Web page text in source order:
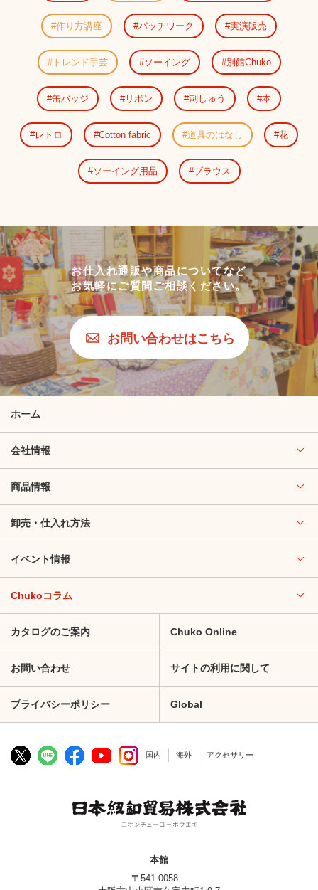
作り方講座 パッチワーク 実演販売
トレンド手芸 ソーイング 別館Chuko
缶バッジ リボン 刺しゅう 本
レトロ Cotton fabric 道具のはなし 花
ソーイング用品 ブラウス
お仕入れ通販や商品についてなど
お気軽にご質問ご相談ください。
お問い合わせはこちら
ホーム
会社情報
商品情報
卸売・仕入れ方法
イベント情報
Chukoコラム
カタログのご案内 Chuko Online
お問い合わせ サイトの利用に関して
プライバシーポリシー Global
国内 海外 アクセサリー
本館
〒541-0058